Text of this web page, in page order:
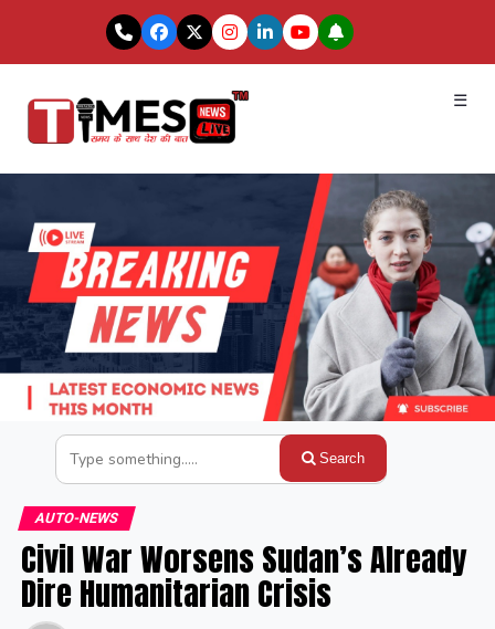
☰
Search
AUTO-NEWS
Civil War Worsens Sudan’s Already
Dire Humanitarian Crisis